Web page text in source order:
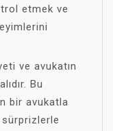
etmek ve
ve avukatın
Bu
bir avukatla